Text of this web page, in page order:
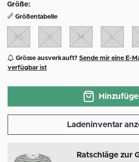
Größe:
Größentabelle
XS S M L
Grösse ausverkauft? Sende mir eine E-
verfügbar ist
Ladeninventar
Ratschläge zur